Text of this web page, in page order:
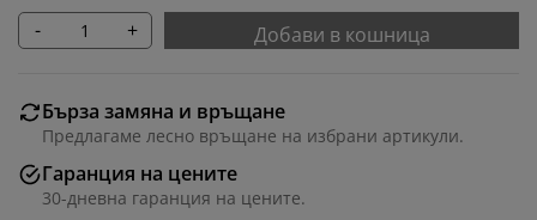
- + Добави в кошница
Бърза замяна и връщане
Предлагаме лесно връщане на избрани артикули.
Гаранция на цените
30-дневна гаранция на цените.